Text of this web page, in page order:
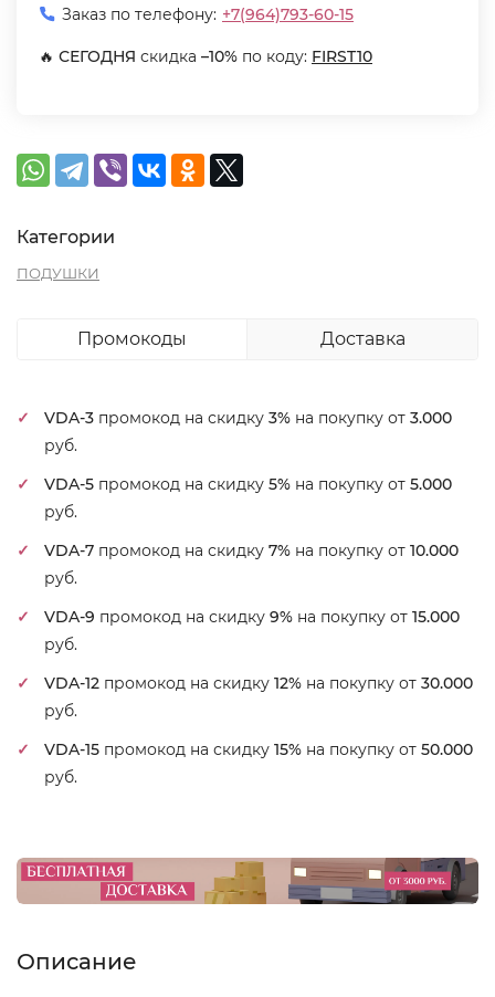
Заказ по телефону: +7(964)793-60-15
🔥 СЕГОДНЯ скидка –10% по коду: FIRST10
Категории
ПОДУШКИ
Промокоды Доставка
VDA-3 промокод на скидку 3% на покупку от 3.000
руб.
VDA-5 промокод на скидку 5% на покупку от 5.000
руб.
VDA-7 промокод на скидку 7% на покупку от 10.000
руб.
VDA-9 промокод на скидку 9% на покупку от 15.000
руб.
VDA-12 промокод на скидку 12% на покупку от 30.000
руб.
VDA-15 промокод на скидку 15% на покупку от 50.000
руб.
Описание